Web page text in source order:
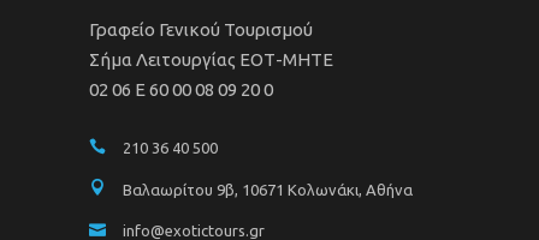
Γραφείο Γενικού Τουρισμού
Σήμα Λειτουργίας ΕΟΤ-ΜΗΤΕ
02 06 Ε 60 00 08 09 20 0
210 36 40 500
Βαλαωρίτου 9β, 10671 Κολωνάκι, Αθήνα
info@exotictours.gr